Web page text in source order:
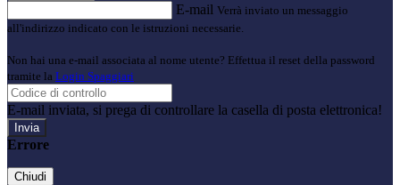
E-mail Verrà inviato un messaggio
all'indirizzo indicato con le istruzioni necessarie.
Non hai una e-mail associata al nome utente? Effettua il reset della password
tramite la Login Spaggiari
E-mail inviata, si prega di controllare la casella di posta elettronica!
Errore
Chiudi